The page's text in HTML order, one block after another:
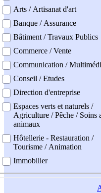
Arts / Artisanat d'art
Banque / Assurance
Bâtiment / Travaux Publics
Commerce / Vente
Communication /
Conseil / Etudes
Direction d'entreprise
Espaces verts et naturels /
Agriculture / Pêche / Soins
animaux
Hôtellerie - Restauration /
Tourisme / Animation
Immobilier